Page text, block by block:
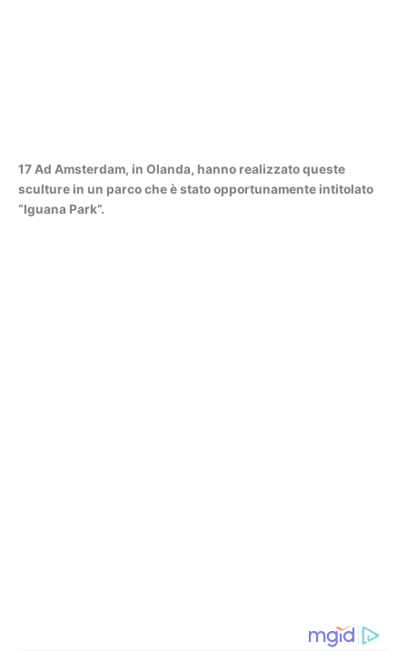
17 Ad Amsterdam, in Olanda, hanno realizzato queste
sculture in un parco che è stato opportunamente intitolato
“Iguana Park”.